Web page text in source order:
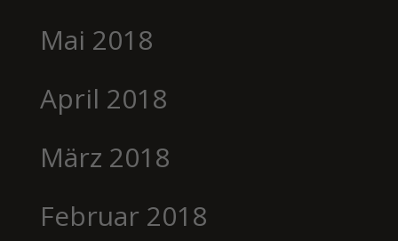
Mai 2018
April 2018
März 2018
Februar 2018